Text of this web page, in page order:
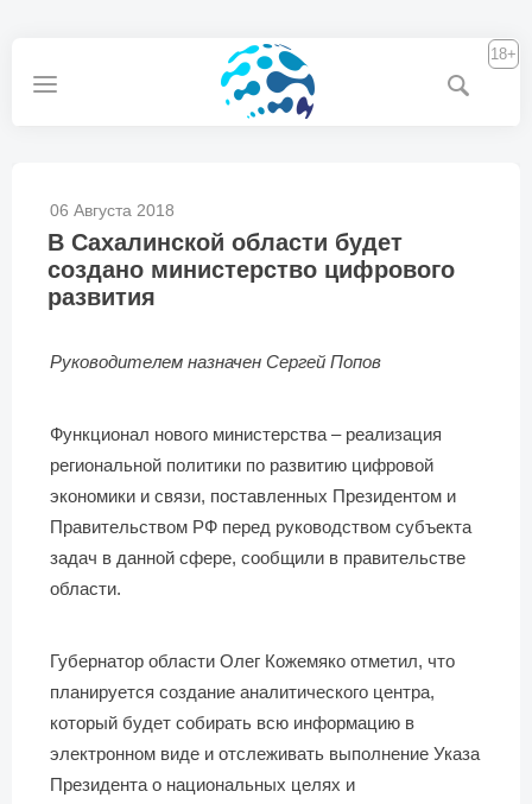
18+
06 Августа 2018
В Сахалинской области будет
создано министерство цифрового
развития
Руководителем назначен Сергей Попов
Функционал нового министерства – реализация
региональной политики по развитию цифровой
экономики и связи, поставленных Президентом и
Правительством РФ перед руководством субъекта
задач в данной сфере, сообщили в правительстве
области.
Губернатор области Олег Кожемяко отметил, что
планируется создание аналитического центра,
который будет собирать всю информацию в
электронном виде и отслеживать выполнение Указа
Президента о национальных целях и